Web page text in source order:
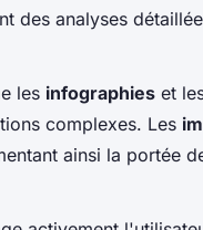
des analyses
les infographies et
complexes. Les
ainsi la portée